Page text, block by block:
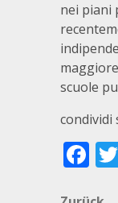
nei piani
scuole
condividi